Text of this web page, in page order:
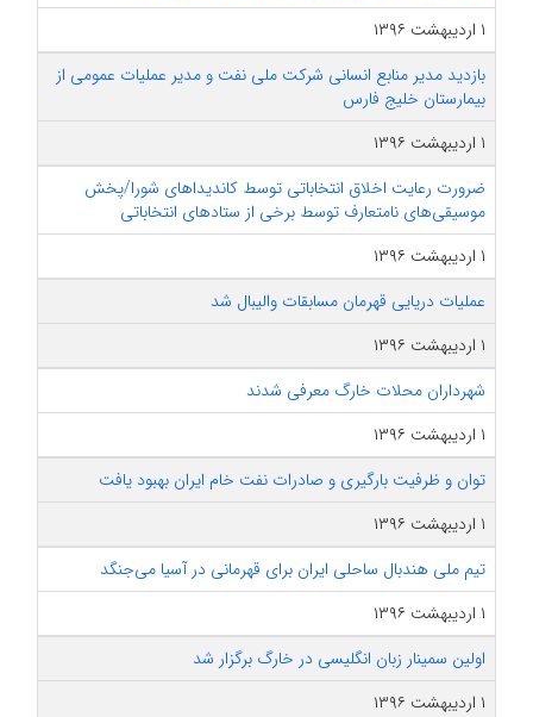
۱ اردیبهشت ۱۳۹۶
بازدید مدیر منابع انسانی شرکت ملی نفت و مدیر عملیات عمومی از
بیمارستان خلیج فارس
۱ اردیبهشت ۱۳۹۶
ضرورت رعایت اخلاق انتخاباتی توسط کاندیداهای شورا/پخش
موسیقی‌های نامتعارف توسط برخی از ستادهای انتخاباتی
۱ اردیبهشت ۱۳۹۶
عملیات دریایی قهرمان مسابقات والیبال شد
۱ اردیبهشت ۱۳۹۶
شهرداران محلات خارگ معرفی شدند
۱ اردیبهشت ۱۳۹۶
توان و ظرفیت بارگیری و صادرات نفت خام ایران بهبود یافت
۱ اردیبهشت ۱۳۹۶
تیم ملی هندبال ساحلی ایران برای قهرمانی در آسیا می‌جنگد
۱ اردیبهشت ۱۳۹۶
اولین سمینار زبان انگلیسی در خارگ برگزار شد
۱ اردیبهشت ۱۳۹۶